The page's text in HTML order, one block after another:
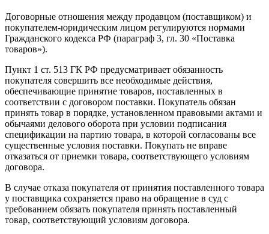
Договорные отношения между продавцом (поставщиком) и
покупателем-юридическим лицом регулируются нормами
Гражданского кодекса РФ (параграф 3, гл. 30 «Поставка
товаров»).
Пункт 1 ст. 513 ГК РФ предусматривает обязанность
покупателя совершить все необходимые действия,
обеспечивающие принятие товаров, поставленных в
соответствии с договором поставки. Покупатель обязан
принять товар в порядке, установленном правовыми актами и
обычаями делового оборота при условии подписания
спецификации на партию товара, в которой согласованы все
существенные условия поставки. Покупать не вправе
отказаться от приемки товара, соответствующего условиям
договора.
В случае отказа покупателя от принятия поставленного товара
у поставщика сохраняется право на обращение в суд с
требованием обязать покупателя принять поставленный
товар, соответствующий условиям договора.